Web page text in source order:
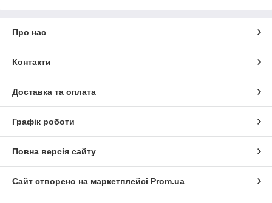
Про нас
Контакти
Доставка та оплата
Графік роботи
Повна версія сайту
Сайт створено на маркетплейсі Prom.ua